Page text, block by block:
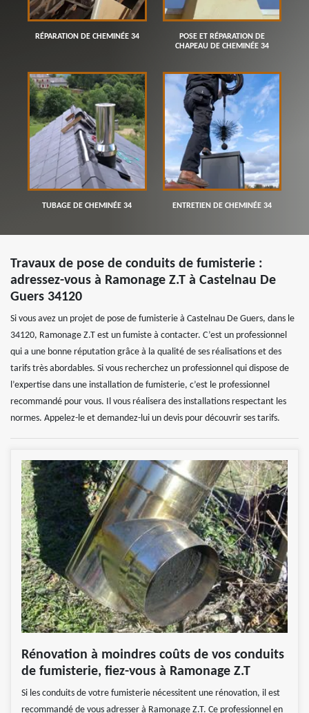
RÉPARATION DE CHEMINÉE 34
POSE ET RÉPARATION DE
CHAPEAU DE CHEMINÉE 34
TUBAGE DE CHEMINÉE 34 ENTRETIEN DE CHEMINÉE 34
Travaux de pose de conduits de fumisterie :
adressez-vous à Ramonage Z.T à Castelnau De
Guers 34120
Si vous avez un projet de pose de fumisterie à Castelnau De Guers, dans le
34120, Ramonage Z.T est un fumiste à contacter. C’est un professionnel
qui a une bonne réputation grâce à la qualité de ses réalisations et des
tarifs très abordables. Si vous recherchez un professionnel qui dispose de
l’expertise dans une installation de fumisterie, c’est le professionnel
recommandé pour vous. Il vous réalisera des installations respectant les
normes. Appelez-le et demandez-lui un devis pour découvrir ses tarifs.
Rénovation à moindres coûts de vos conduits
de fumisterie, fiez-vous à Ramonage Z.T
Si les conduits de votre fumisterie nécessitent une rénovation, il est
recommandé de vous adresser à Ramonage Z.T. Ce professionnel en